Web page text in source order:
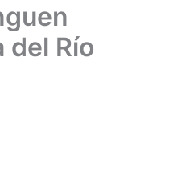
del Río